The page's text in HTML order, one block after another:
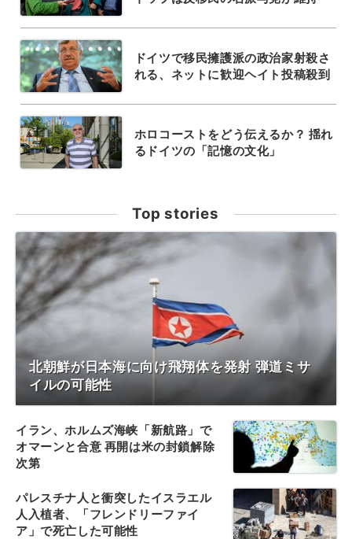
ドイツで移民擁護派の政治家射殺さ
れる、ネットに歓迎ヘイト投稿殺到
ホロコーストをどう伝えるか？ 揺れ
るドイツの「記憶の文化」
Top stories
北朝鮮が日本海に向け飛翔体を発射 弾道ミサ
イルの可能性
イラン、ホルムズ海峡「新航路」で
オマーンと合意 再開は米の封鎖解除
次第
パレスチナ人と衝突したイスラエル
人入植者、「フレンドリーファイ
ア」で死亡した可能性